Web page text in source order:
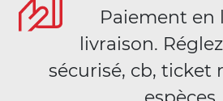
Paiement en
livraison.
sécurisé, cb, ticket